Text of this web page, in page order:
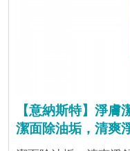
【意納斯特】淨膚
潔面除油垢，清爽